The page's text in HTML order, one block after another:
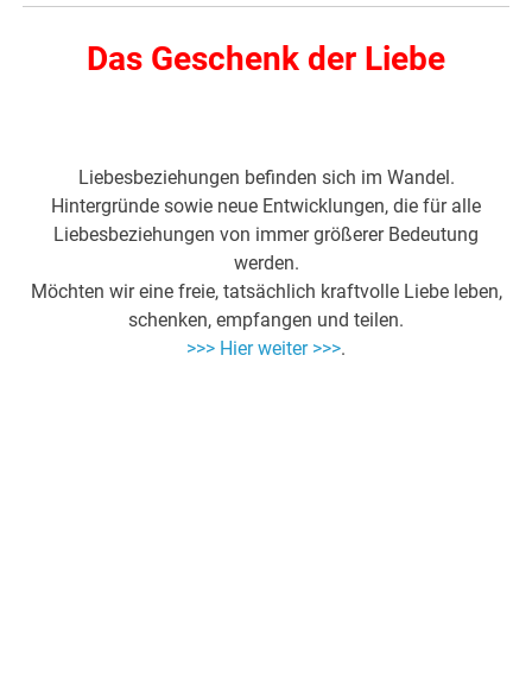
Das Geschenk der Liebe
Liebesbeziehungen befinden sich im Wandel.
Hintergründe sowie neue Entwicklungen, die für alle
Liebesbeziehungen von immer größerer Bedeutung
werden.
Möchten wir eine freie, tatsächlich kraftvolle Liebe leben,
schenken, empfangen und teilen.
>>> Hier weiter >>>.